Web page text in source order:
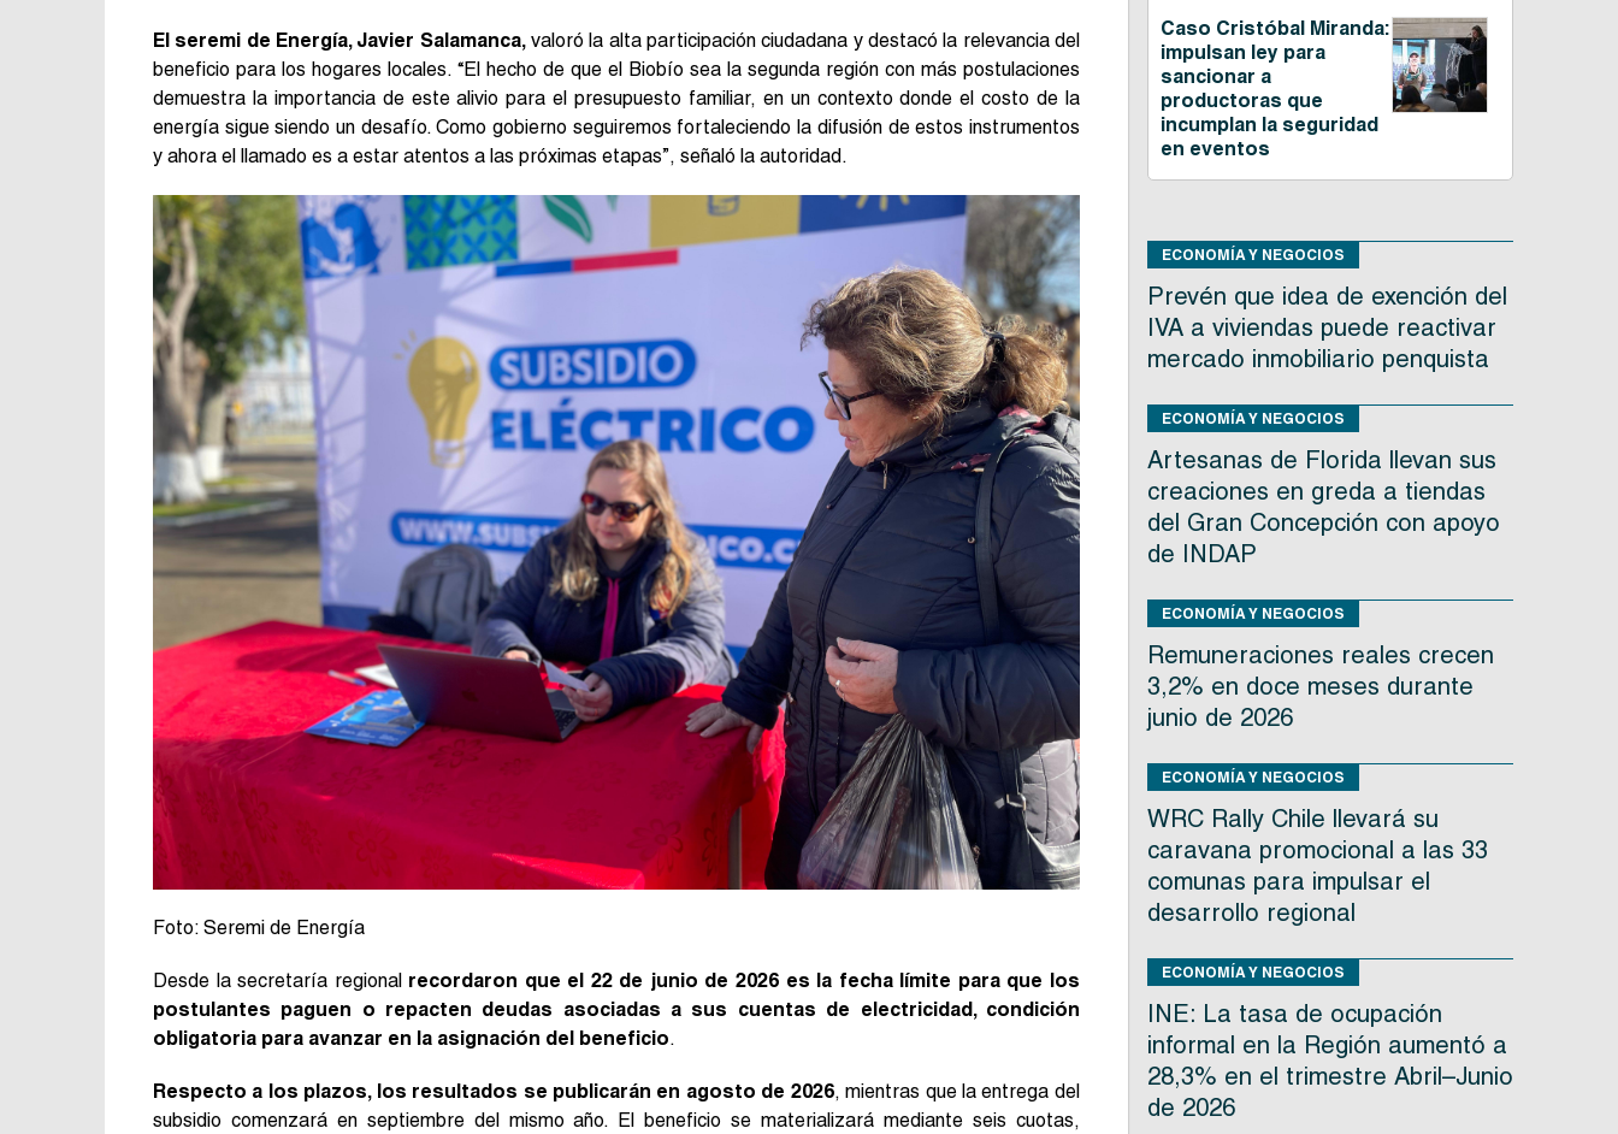
El seremi de Energía, Javier Salamanca,valoró la alta participación ciudadana y destacó la relevancia del
beneficio para los hogares locales. “El hecho de que el Biobío sea la segunda región con más postulaciones
demuestra la importancia de este alivio para el presupuesto familiar, en un contexto donde el costo de la
energía sigue siendo un desafío. Como gobierno seguiremos fortaleciendo la difusión de estos instrumentos
y ahora el llamado es a estar atentos a las próximas etapas”, señaló la autoridad.
Foto: Seremi de Energía
Desde la secretaría regional recordaron que el 22 de junio de 2026 es la fecha límite para que los
postulantes paguen o repacten deudas asociadas a sus cuentas de electricidad, condición
obligatoria para avanzar en la asignación del beneficio.
Respecto a los plazos, los resultados se publicarán en agosto de 2026, mientras que la entrega del
subsidio comenzará en septiembre del mismo año. El beneficio se materializará mediante seis cuotas,
Caso Cristóbal Miranda:
impulsan ley para
sancionar a
productoras que
incumplan la seguridad
en eventos
ECONOMÍA Y NEGOCIOS
Prevén que idea de exención del
IVA a viviendas puede reactivar
mercado inmobiliario penquista
ECONOMÍA Y NEGOCIOS
Artesanas de Florida llevan sus
creaciones en greda a tiendas
del Gran Concepción con apoyo
de INDAP
ECONOMÍA Y NEGOCIOS
Remuneraciones reales crecen
3,2% en doce meses durante
junio de 2026
ECONOMÍA Y NEGOCIOS
WRC Rally Chile llevará su
caravana promocional a las 33
comunas para impulsar el
desarrollo regional
ECONOMÍA Y NEGOCIOS
INE: La tasa de ocupación
informal en la Región aumentó a
28,3% en el trimestre Abril–Junio
de 2026